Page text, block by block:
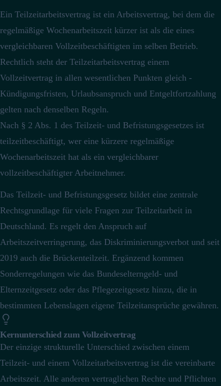
Ein Teilzeitarbeitsvertrag ist ein Arbeitsvertrag, bei dem die
regelmäßige Wochenarbeitszeit kürzer ist als die eines
vergleichbaren Vollzeitbeschäftigten im selben Betrieb.
Rechtlich steht der Teilzeitarbeitsvertrag einem
Vollzeitvertrag in allen wesentlichen Punkten gleich -
Kündigungsfristen, Urlaubsanspruch und Entgeltfortzahlung
gelten nach denselben Regeln.
Nach § 2 Abs. 1 des Teilzeit- und Befristungsgesetzes ist
teilzeitbeschäftigt, wer eine kürzere regelmäßige
Wochenarbeitszeit hat als ein vergleichbarer
vollzeitbeschäftigter Arbeitnehmer.
Das Teilzeit- und Befristungsgesetz bildet eine zentrale
Rechtsgrundlage für viele Fragen zur Teilzeitarbeit in
Deutschland. Es regelt den Anspruch auf
Arbeitszeitverringerung, das Diskriminierungsverbot und seit
2019 auch die Brückenteilzeit. Ergänzend kommen
Sonderregelungen wie das Bundeselterngeld- und
Elternzeitgesetz oder das Pflegezeitgesetz hinzu, die in
bestimmten Lebenslagen eigene Teilzeitansprüche gewähren.
Kernunterschied zum Vollzeitvertrag
Der einzige strukturelle Unterschied zwischen einem
Teilzeit- und einem Vollzeitarbeitsvertrag ist die vereinbarte
Arbeitszeit. Alle anderen vertraglichen Rechte und Pflichten